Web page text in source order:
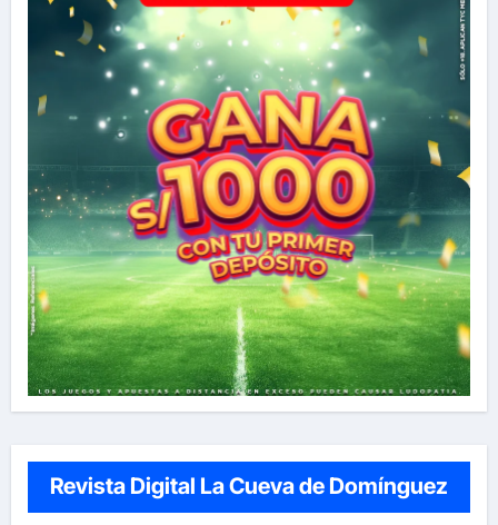
Revista Digital La Cueva de Domínguez